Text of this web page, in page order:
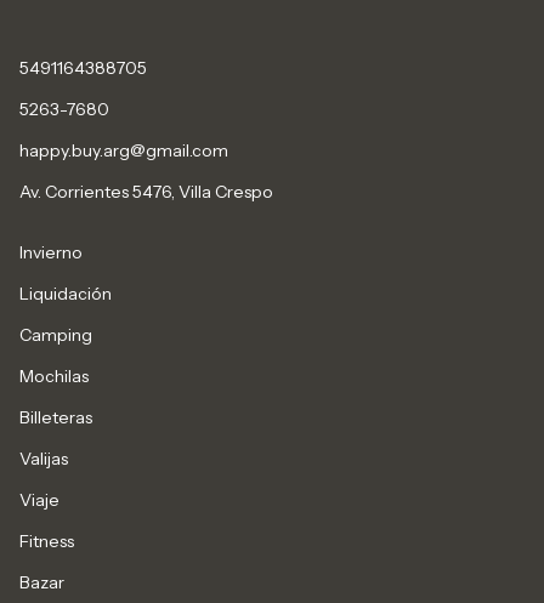
5491164388705
5263-7680
happy.buy.arg@gmail.com
Av. Corrientes 5476, Villa Crespo
Invierno
Liquidación
Camping
Mochilas
Billeteras
Valijas
Viaje
Fitness
Bazar